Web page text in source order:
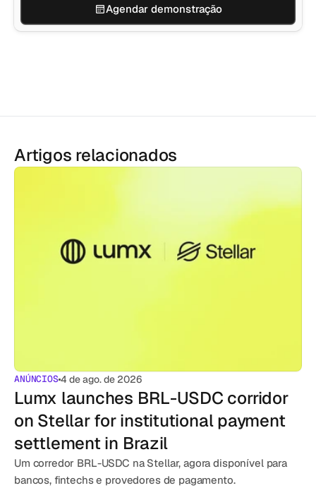
Agendar demonstração
Artigos relacionados
ANÚNCIOS4 de ago. de 2026
Lumx launches BRL-USDC corridor
on Stellar for institutional payment
settlement in Brazil
Um corredor BRL-USDC na Stellar, agora disponível para
bancos, fintechs e provedores de pagamento.